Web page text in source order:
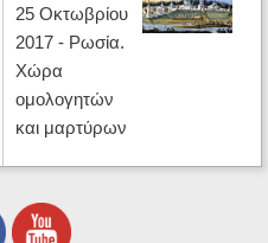
25 Οκτωβρίου
2017 - Ρωσία.
Χώρα
ομολογητών
και μαρτύρων